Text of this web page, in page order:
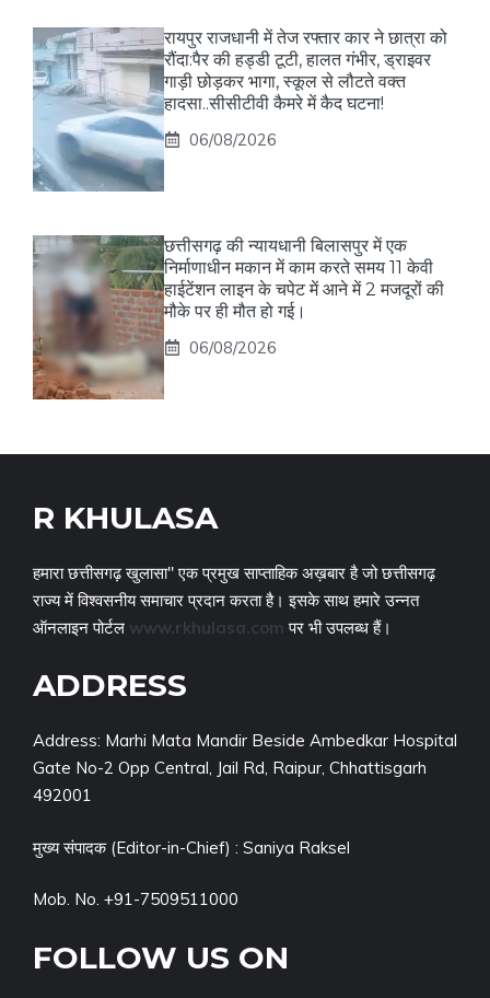
रायपुर राजधानी में तेज रफ्तार कार ने छात्रा को
रौंदा:पैर की हड्डी टूटी, हालत गंभीर, ड्राइवर
गाड़ी छोड़कर भागा, स्कूल से लौटते वक्त
हादसा..सीसीटीवी कैमरे में कैद घटना!
06/08/2026
छत्तीसगढ़ की न्यायधानी बिलासपुर में एक
निर्माणाधीन मकान में काम करते समय 11 केवी
हाईटेंशन लाइन के चपेट में आने में 2 मजदूरों की
मौके पर ही मौत हो गई।
06/08/2026
R KHULASA
हमारा छत्तीसगढ़ खुलासा" एक प्रमुख साप्ताहिक अख़बार है जो छत्तीसगढ़
राज्य में विश्वसनीय समाचार प्रदान करता है। इसके साथ हमारे उन्नत
ऑनलाइन पोर्टल www.rkhulasa.com पर भी उपलब्ध हैं।
ADDRESS
Address: Marhi Mata Mandir Beside Ambedkar Hospital
Gate No-2 Opp Central, Jail Rd, Raipur, Chhattisgarh
492001
मुख्य संपादक (Editor-in-Chief) : Saniya Raksel
Mob. No. +91-7509511000
FOLLOW US ON